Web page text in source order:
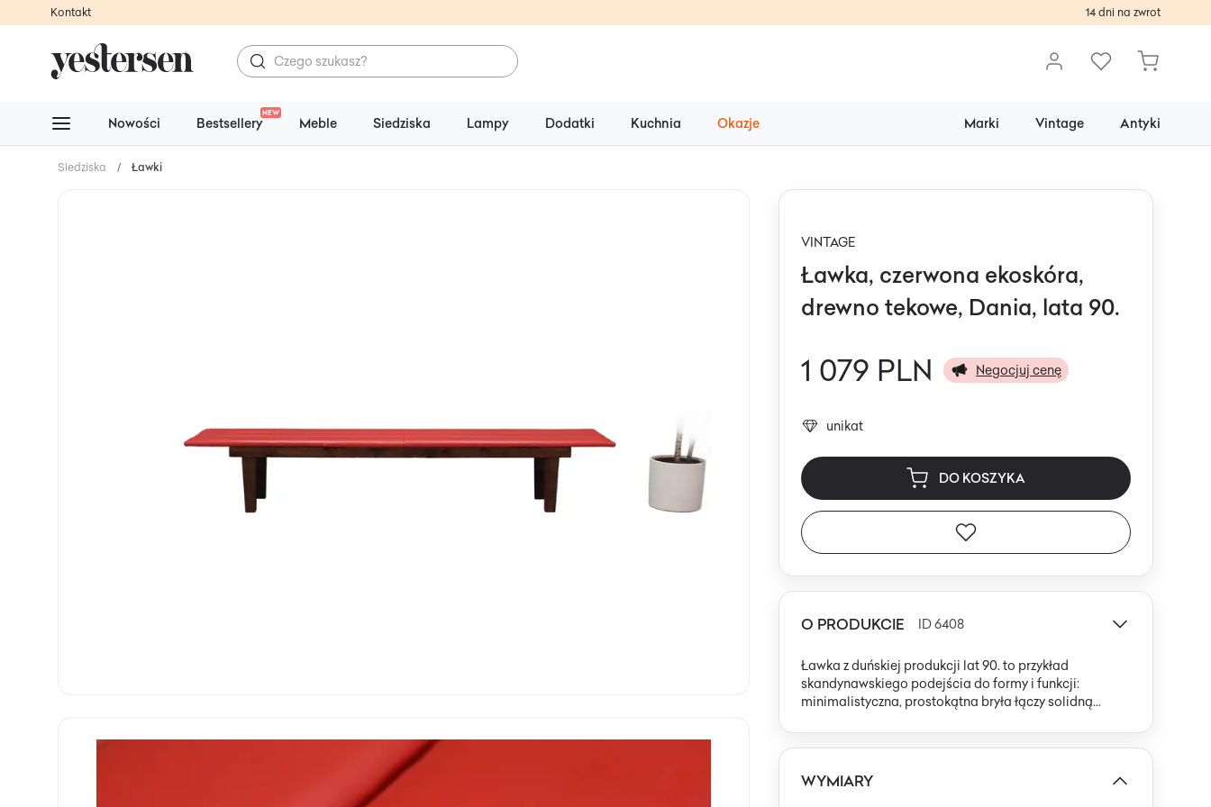
Kontakt 14 dni na zwrot
Nowości Bestsellery
NEW
Meble Siedziska Lampy Dodatki Kuchnia Okazje Marki Vintage Antyki
Siedziska / Ławki
VINTAGE
Ławka, czerwona ekoskóra,
drewno tekowe, Dania, lata 90.
1 079 PLN Negocjuj cenę
unikat
DO KOSZYKA
O PRODUKCIE ID 6408
Ławka z duńskiej produkcji lat 90. to przykład
skandynawskiego podejścia do formy i funkcji:
minimalistyczna, prostokątna bryła łączy solidną
tapicerowanym siedziskiem z wysokogatunkowej,
półmatowym wykończeniu eksponuje wyraźne
usłojenie, a nogi – proste, lekko zwężane ku dołowi –
WYMIARY